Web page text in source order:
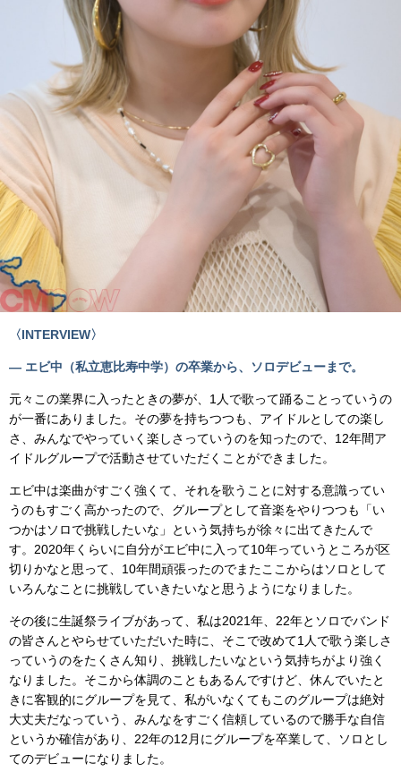
〈INTERVIEW〉
— エビ中（私立恵比寿中学）の卒業から、ソロデビューまで。
元々この業界に入ったときの夢が、1人で歌って踊ることっていうの
が一番にありました。その夢を持ちつつも、アイドルとしての楽し
さ、みんなでやっていく楽しさっていうのを知ったので、12年間ア
イドルグループで活動させていただくことができました。
エビ中は楽曲がすごく強くて、それを歌うことに対する意識ってい
うのもすごく高かったので、グループとして音楽をやりつつも「い
つかはソロで挑戦したいな」という気持ちが徐々に出てきたんで
す。2020年くらいに自分がエビ中に入って10年っていうところが区
切りかなと思って、10年間頑張ったのでまたここからはソロとして
いろんなことに挑戦していきたいなと思うようになりました。
その後に生誕祭ライブがあって、私は2021年、22年とソロでバンド
の皆さんとやらせていただいた時に、そこで改めて1人で歌う楽しさ
っていうのをたくさん知り、挑戦したいなという気持ちがより強く
なりました。そこから体調のこともあるんですけど、休んでいたと
きに客観的にグループを見て、私がいなくてもこのグループは絶対
大丈夫だなっていう、みんなをすごく信頼しているので勝手な自信
というか確信があり、22年の12月にグループを卒業して、ソロとし
てのデビューになりました。